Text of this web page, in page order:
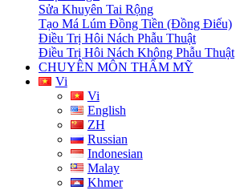
Sửa Khuyên Tai Rộng
Tạo Má Lúm Đồng Tiền (Đồng Điếu)
Điều Trị Hôi Nách Phẫu Thuật
Điều Trị Hôi Nách Không Phẫu Thuật
CHUYÊN MÔN THẨM MỸ
Vi
Vi
English
ZH
Russian
Indonesian
Malay
Khmer